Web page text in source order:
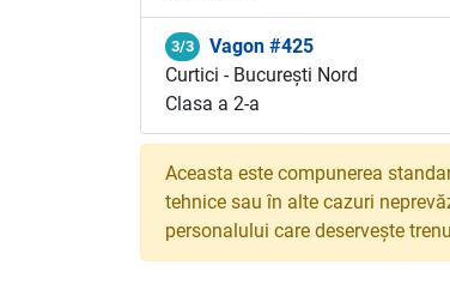
3/3
Vagon #425
Curtici - București Nord
Clasa a 2-a
Aceasta este compunerea
tehnice sau în alte cazuri
personalului care deservește